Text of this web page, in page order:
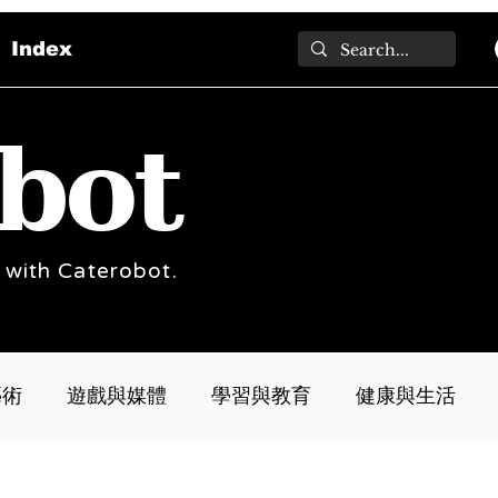
Index
Caterobot.
遊戲與媒體 學習與教育 健康與生活